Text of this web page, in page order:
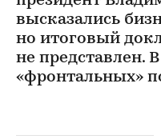
высказались
но итоговый
не представлен.
«фронтальных»